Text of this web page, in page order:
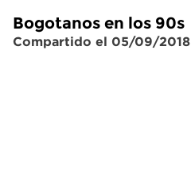
Bogotanos en los 90s
Compartido el 05/09/2018